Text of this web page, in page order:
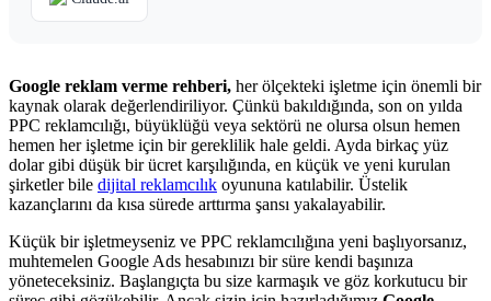
Google reklam verme rehberi, her ölçekteki işletme için önemli bir
kaynak olarak değerlendiriliyor. Çünkü bakıldığında, son on yılda
PPC reklamcılığı, büyüklüğü veya sektörü ne olursa olsun hemen
hemen her işletme için bir gereklilik hale geldi. Ayda birkaç yüz
dolar gibi düşük bir ücret karşılığında, en küçük ve yeni kurulan
şirketler bile dijital reklamcılık oyununa katılabilir. Üstelik
kazançlarını da kısa sürede arttırma şansı yakalayabilir.
Küçük bir işletmeyseniz ve PPC reklamcılığına yeni başlıyorsanız,
muhtemelen Google Ads hesabınızı bir süre kendi başınıza
yöneteceksiniz. Başlangıçta bu size karmaşık ve göz korkutucu bir